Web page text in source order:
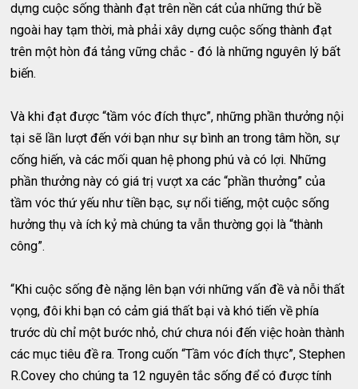
dựng cuộc sống thành đạt trên nền cát của những thứ bề
ngoài hay tạm thời, mà phải xây dựng cuộc sống thành đạt
trên một hòn đá tảng vững chắc - đó là những nguyên lý bất
biến.
Và khi đạt được “tầm vóc đích thực”, những phần thưởng nội
tại sẽ lần lượt đến với bạn như sự bình an trong tâm hồn, sự
cống hiến, và các mối quan hệ phong phú và có lợi. Những
phần thưởng này có giá trị vượt xa các “phần thưởng” của
tầm vóc thứ yếu như tiền bạc, sự nổi tiếng, một cuộc sống
hưởng thụ và ích kỷ mà chúng ta vẫn thường gọi là “thành
công”.
“Khi cuộc sống đè nặng lên bạn với những vấn đề và nỗi thất
vọng, đôi khi bạn có cảm giá thất bại và khó tiến về phía
trước dù chỉ một bước nhỏ, chứ chưa nói đến việc hoàn thành
các mục tiêu đề ra. Trong cuốn “Tầm vóc đích thực”, Stephen
R.Covey cho chúng ta 12 nguyên tắc sống để có được tính